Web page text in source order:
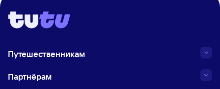
Путешественникам
Партнёрам